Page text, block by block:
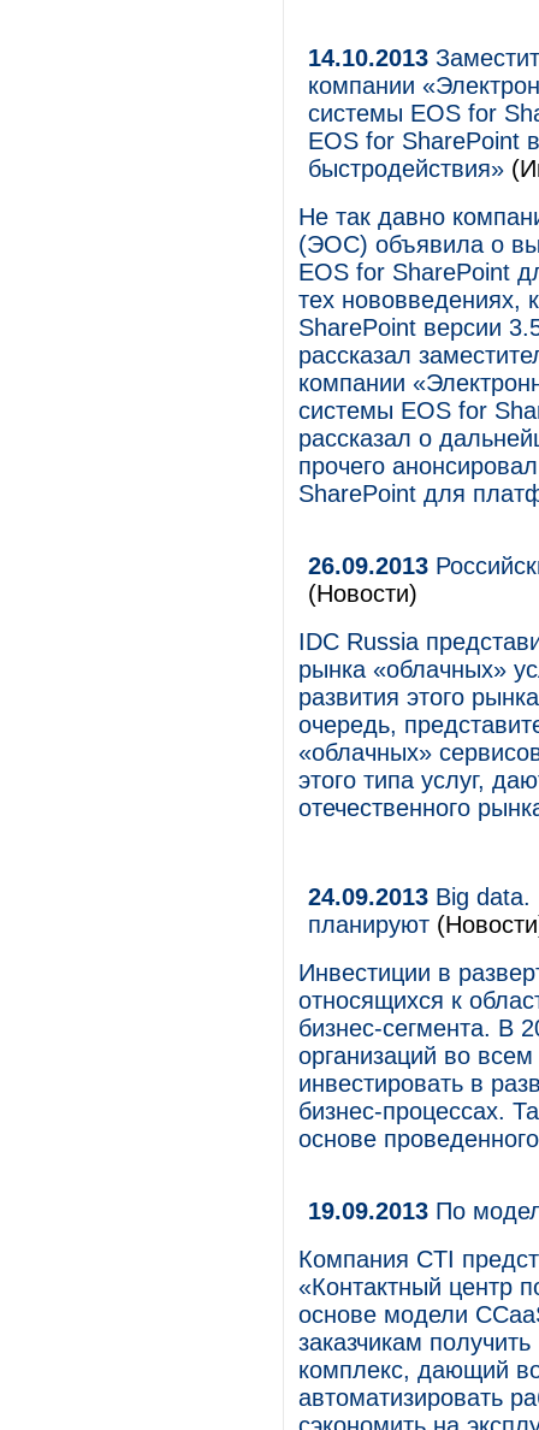
14.10.2013
компании
системы EOS for
EOS for SharePoint
быстродействия»
Не так давно
(ЭОС) объявила о
EOS for SharePoint
тех нововведениях,
SharePoint версии
рассказал
компании
системы EOS for
рассказал о
прочего
SharePoint для
26.09.2013
(Новости)
IDC Russia
рынка «облачных»
развития этого
очередь,
«облачных»
этого типа услуг,
отечественного
24.09.2013 Big data.
планируют
Инвестиции в
относящихся к
бизнес-сегмента. В
организаций во
инвестировать в
бизнес-процессах.
основе
19.09.2013 По
Компания CTI
«Контактный центр
основе модели
заказчикам
комплекс, дающий
автоматизировать